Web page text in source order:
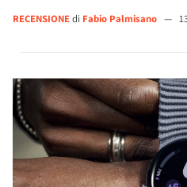
RECENSIONEdi Fabio Palmisano —